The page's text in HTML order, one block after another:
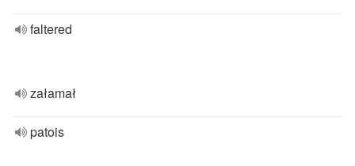
faltered
załamał
patois